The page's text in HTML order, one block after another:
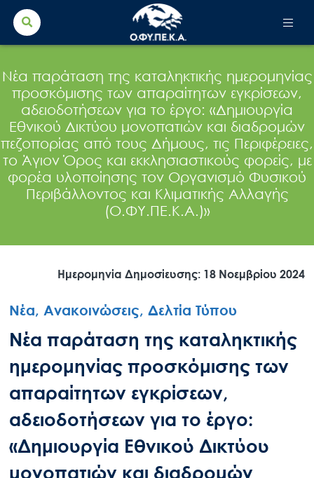
Search
for:
Νέα παράταση της καταληκτικής ημερομηνίας
προσκόμισης των απαραίτητων εγκρίσεων,
αδειοδοτήσεων για τo έργο: «Δημιουργία
Εθνικού Δικτύου μονοπατιών και διαδρομών
πεζοπορίας από τους Δήμους, τις Περιφέρειες,
το Άγιον Όρος και εκκλησιαστικούς φορείς, με
φορέα υλοποίησης τον Οργανισμό Φυσικού
Περιβάλλοντος και Κλιματικής Αλλαγής
(Ο.ΦΥ.ΠΕ.Κ.Α.)»
Ημερομηνία Δημοσίευσης: 18 Νοεμβρίου 2024
Νέα, Ανακοινώσεις, Δελτία Τύπου
Νέα παράταση της καταληκτικής
ημερομηνίας προσκόμισης των
απαραίτητων εγκρίσεων,
αδειοδοτήσεων για τo έργο:
«Δημιουργία Εθνικού Δικτύου
μονοπατιών και διαδρομών